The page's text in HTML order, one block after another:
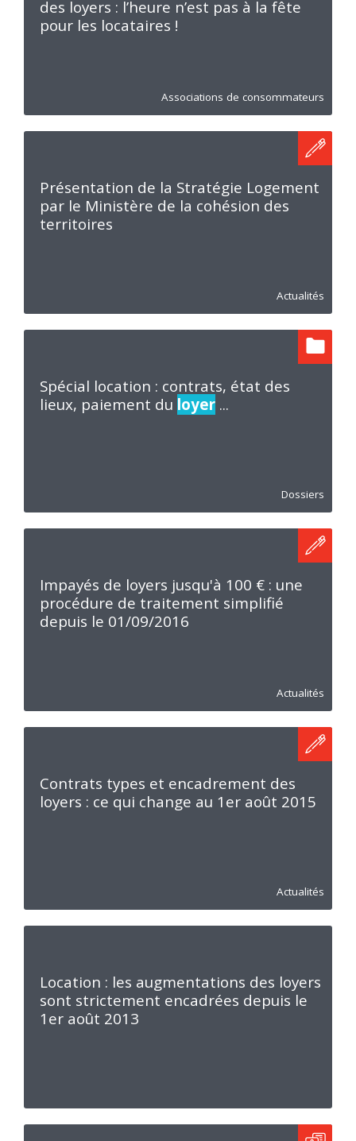
Associations de consommateurs
des loyers : l’heure n’est pas à la fête
pour les locataires !
Actualités
Présentation de la Stratégie Logement
par le Ministère de la cohésion des
territoires
Dossiers
Spécial location : contrats, état des
lieux, paiement du loyer ...
Actualités
Impayés de loyers jusqu'à 100 € : une
procédure de traitement simplifié
depuis le 01/09/2016
Actualités
Contrats types et encadrement des
loyers : ce qui change au 1er août 2015
Location : les augmentations des loyers
sont strictement encadrées depuis le
1er août 2013